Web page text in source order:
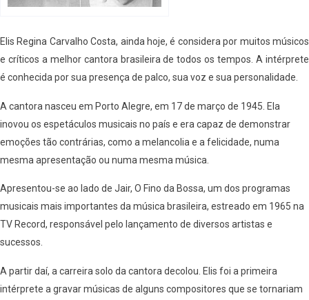
Elis Regina Carvalho Costa, ainda hoje, é considera por muitos músicos
e críticos a melhor cantora brasileira de todos os tempos. A intérprete
é conhecida por sua presença de palco, sua voz e sua personalidade.
A cantora nasceu em Porto Alegre, em 17 de março de 1945. Ela
inovou os espetáculos musicais no país e era capaz de demonstrar
emoções tão contrárias, como a melancolia e a felicidade, numa
mesma apresentação ou numa mesma música.
Apresentou-se ao lado de Jair, O Fino da Bossa, um dos programas
musicais mais importantes da música brasileira, estreado em 1965 na
TV Record, responsável pelo lançamento de diversos artistas e
sucessos.
A partir daí, a carreira solo da cantora decolou. Elis foi a primeira
intérprete a gravar músicas de alguns compositores que se tornariam